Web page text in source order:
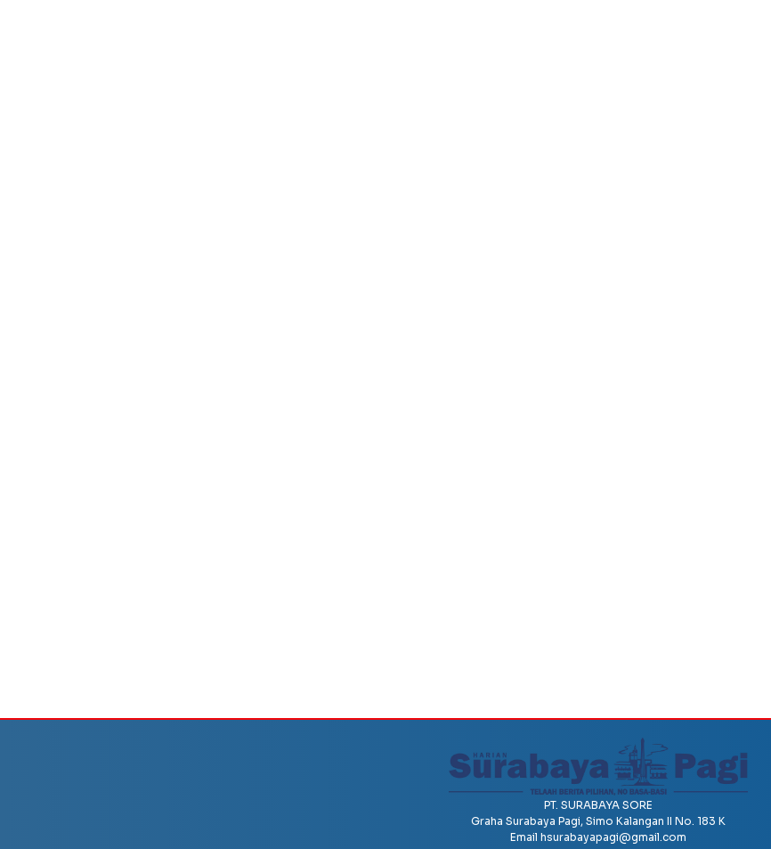
PT. SURABAYA SORE
Graha Surabaya Pagi, Simo Kalangan II No. 183 K
Email hsurabayapagi@gmail.com